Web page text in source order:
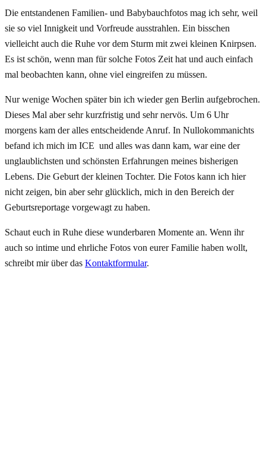
Die entstandenen Familien- und Babybauchfotos mag ich sehr, weil
sie so viel Innigkeit und Vorfreude ausstrahlen. Ein bisschen
vielleicht auch die Ruhe vor dem Sturm mit zwei kleinen Knirpsen.
Es ist schön, wenn man für solche Fotos Zeit hat und auch einfach
mal beobachten kann, ohne viel eingreifen zu müssen.
Nur wenige Wochen später bin ich wieder gen Berlin aufgebrochen.
Dieses Mal aber sehr kurzfristig und sehr nervös. Um 6 Uhr
morgens kam der alles entscheidende Anruf. In Nullokommanichts
befand ich mich im ICE und alles was dann kam, war eine der
unglaublichsten und schönsten Erfahrungen meines bisherigen
Lebens. Die Geburt der kleinen Tochter. Die Fotos kann ich hier
nicht zeigen, bin aber sehr glücklich, mich in den Bereich der
Geburtsreportage vorgewagt zu haben.
Schaut euch in Ruhe diese wunderbaren Momente an. Wenn ihr
auch so intime und ehrliche Fotos von eurer Familie haben wollt,
schreibt mir über das Kontaktformular.